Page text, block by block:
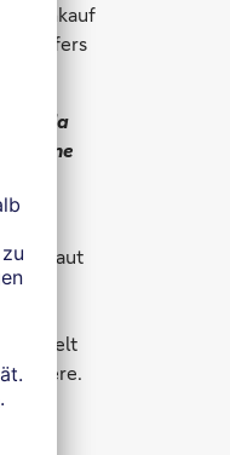
Ankauf
ist ja
seine
laut
Das
andere.